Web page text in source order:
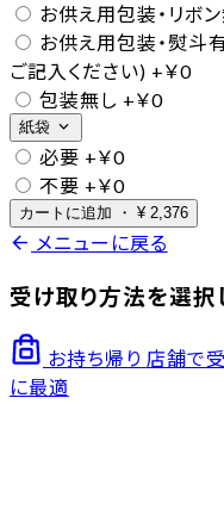
お供え用包装・リボン
お供え用包装・熨斗
ご記入ください) +￥0
包装無し +￥0
紙袋 expand_more
必要 +￥0
不要 +￥0
カートに追加 ・ ¥ 2,376
arrow_back メニューに戻る
受け取り方法を選択
お持ち帰り 店舗で
に最適